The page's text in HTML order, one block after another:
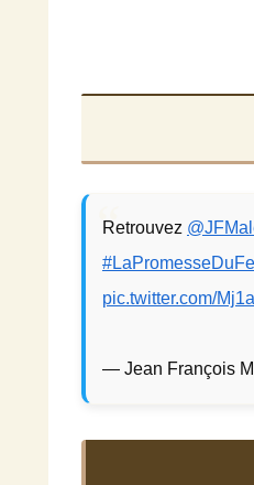
Retrouvez
pic.twitter.com/
— Jean François